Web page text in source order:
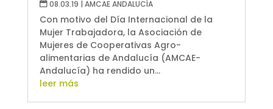
08.03.19 | AMCAE ANDALUCÍA
Con motivo del Día Internacional de la
Mujer Trabajadora, la Asociación de
Mujeres de Cooperativas Agro-
alimentarias de Andalucía (AMCAE-
Andalucía) ha rendido un...
leer más